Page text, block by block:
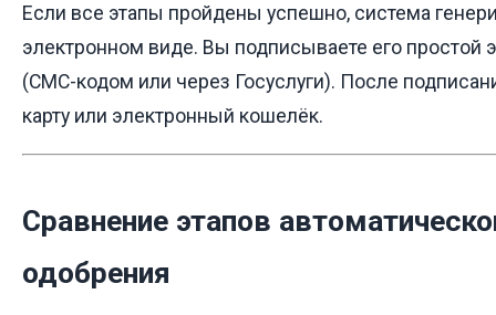
Если все этапы пройдены успешно, система
электронном виде. Вы подписываете его простой
(СМС-кодом или через Госуслуги). После
карту или электронный кошелёк.
Сравнение этапов
одобрения